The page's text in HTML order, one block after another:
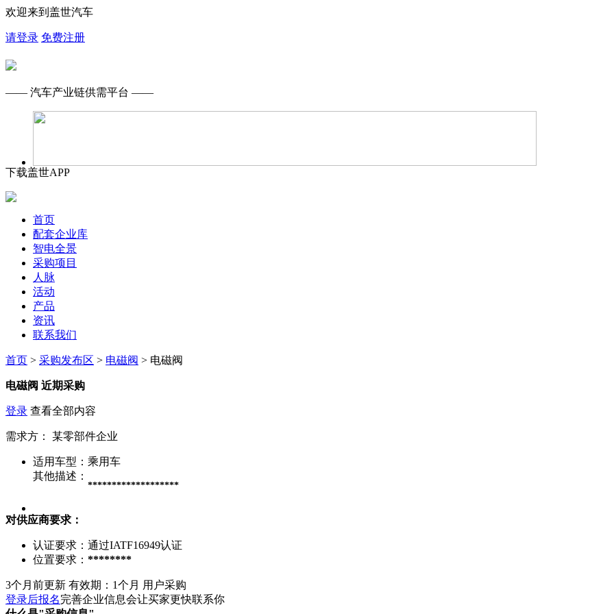
欢迎来到盖世汽车
请登录 免费注册
—— 汽车产业链供需平台 ——
下载盖世APP
首页
配套企业库
智电全景
采购项目
人脉
活动
产品
资讯
联系我们
首页 > 采购发布区 > 电磁阀 > 电磁阀
电磁阀 近期采购
登录 查看全部内容
需求方： 某零部件企业
适用车型： 乘用车
其他描述：
*******************
对供应商要求：
认证要求： 通过IATF16949认证
位置要求： ********
3个月前更新 有效期：1个月 用户采购
登录后报名完善企业信息会让买家更快联系你